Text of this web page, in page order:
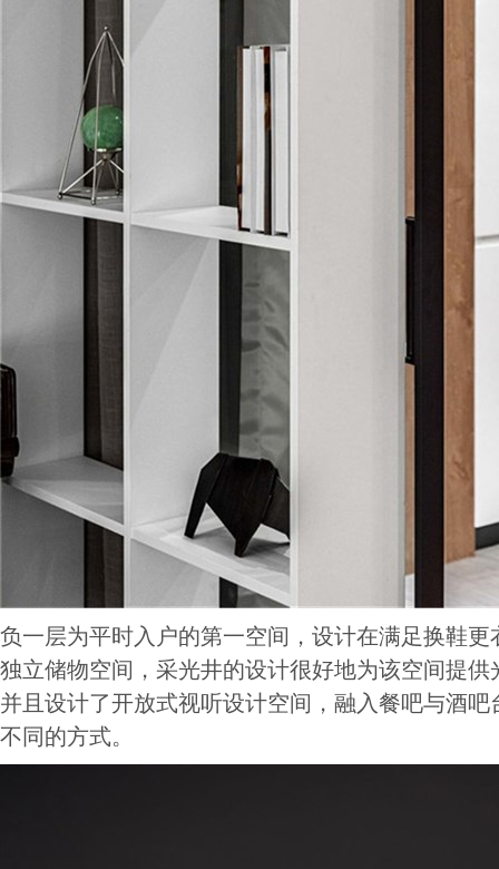
负一层为平时入户的第一空间，设计在满足换鞋
独立储物空间，采光井的设计很好地为该空间提
并且设计了开放式视听设计空间，融入餐吧与酒
不同的方式。